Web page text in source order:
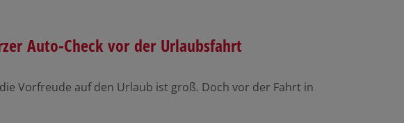
Auto-Check vor der Urlaubsfahrt
Vorfreude auf den Urlaub ist groß. Doch vor der Fahrt in